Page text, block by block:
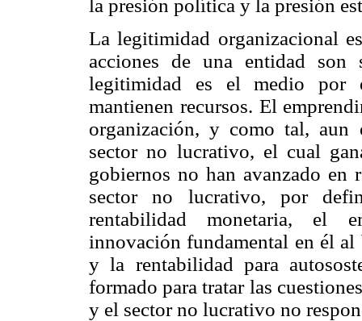
la presión política y la presión
La legitimidad organizacional
acciones de una entidad son
legitimidad es el medio por
mantienen recursos. El
organización, y como tal, aun
sector no lucrativo, el cual
gobiernos no han avanzado en
sector no lucrativo, por
rentabilidad monetaria, el
innovación fundamental en él
y la rentabilidad para
formado para tratar las
y el sector no lucrativo no